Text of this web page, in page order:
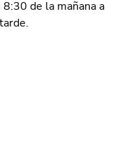
de la mañana a